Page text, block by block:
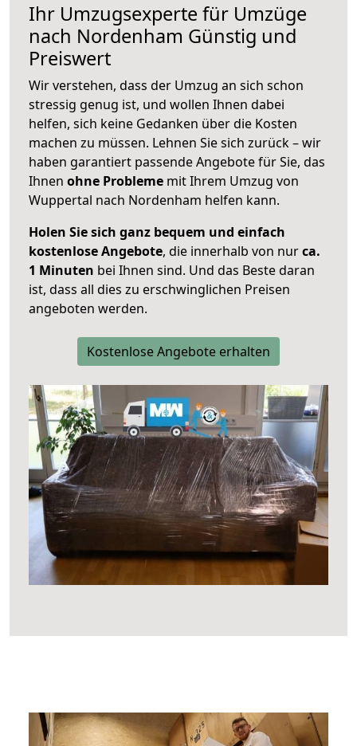
Ihr Umzugsexperte für Umzüge
nach Nordenham Günstig und
Preiswert
Wir verstehen, dass der Umzug an sich schon
stressig genug ist, und wollen Ihnen dabei
helfen, sich keine Gedanken über die Kosten
machen zu müssen. Lehnen Sie sich zurück – wir
haben garantiert passende Angebote für Sie, das
Ihnen ohne Probleme mit Ihrem Umzug von
Wuppertal nach Nordenham helfen kann.
Holen Sie sich ganz bequem und einfach
kostenlose Angebote, die innerhalb von nurca.
1 Minuten bei Ihnen sind. Und das Beste daran
ist, dass all dies zu erschwinglichen Preisen
angeboten werden.
Kostenlose Angebote erhalten